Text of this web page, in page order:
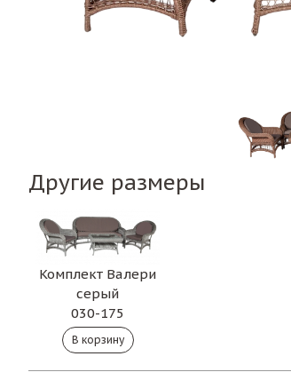
Другие размеры
Комплект Валери
серый
030-175